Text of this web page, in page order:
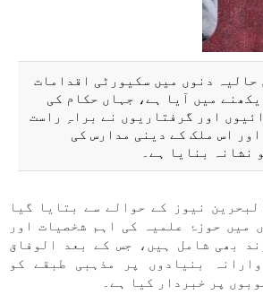
حالیہ دنوں میں سکیورٹی اقدامات
میں آیا ہے، جہاں حکام کی
اور گرفتاریوں نے براہِ راست
اس ملک کے دینی مدارس کی
نشانہ بنایا ہے۔
نیوز کے حوالے سے بتایا گیا
میں حوزۂ علمیہ کی اہم شخصیات اور
بھی شامل ہیں، جس کے بعد الوفاق
بنیادوں پر مذہبی طبقے کو
پر خبردار کیا ہے۔